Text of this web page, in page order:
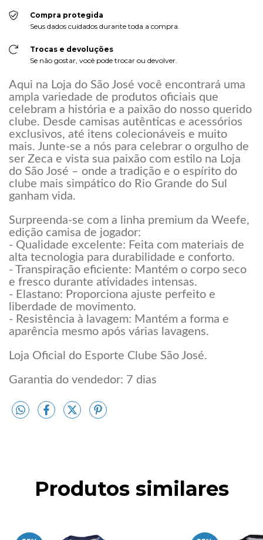
Compra protegida
Seus dados cuidados durante toda a compra.
Trocas e devoluções
Se não gostar, você pode trocar ou devolver.
Aqui na Loja do São José você encontrará uma
ampla variedade de produtos oficiais que
celebram a história e a paixão do nosso querido
clube. Desde camisas autênticas e acessórios
exclusivos, até itens colecionáveis e muito
mais. Junte-se a nós para celebrar o orgulho de
ser Zeca e vista sua paixão com estilo na Loja
do São José – onde a tradição e o espírito do
clube mais simpático do Rio Grande do Sul
ganham vida.
Surpreenda-se com a linha premium da Weefe,
edição camisa de jogador:
- Qualidade excelente: Feita com materiais de
alta tecnologia para durabilidade e conforto.
- Transpiração eficiente: Mantém o corpo seco
e fresco durante atividades intensas.
- Elastano: Proporciona ajuste perfeito e
liberdade de movimento.
- Resistência à lavagem: Mantém a forma e
aparência mesmo após várias lavagens.
Loja Oficial do Esporte Clube São José.
Garantia do vendedor: 7 dias
Produtos similares